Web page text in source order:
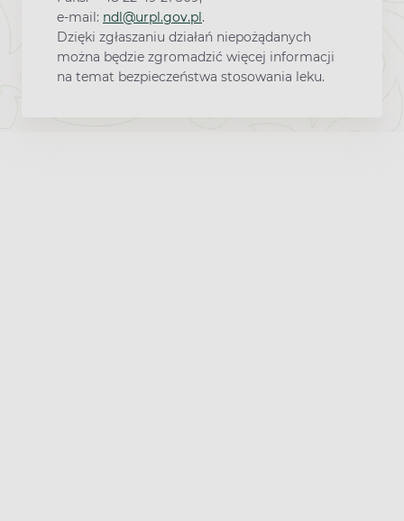
e-mail: ndl@urpl.gov.pl.
Dzięki zgłaszaniu działań niepożądanych
można będzie zgromadzić więcej informacji
na temat bezpieczeństwa stosowania leku.